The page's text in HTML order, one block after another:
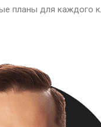
планы для каждого